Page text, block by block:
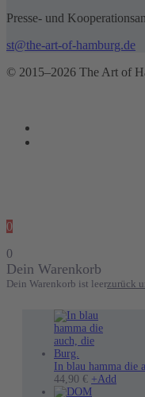
Presse- und
st@the-art-of-hamburg.de
© 2015–2026 The Art of
0
0
Dein Warenkorb
Dein Warenkorb ist leerzurück
In blau hamma die
44,90 € +Add